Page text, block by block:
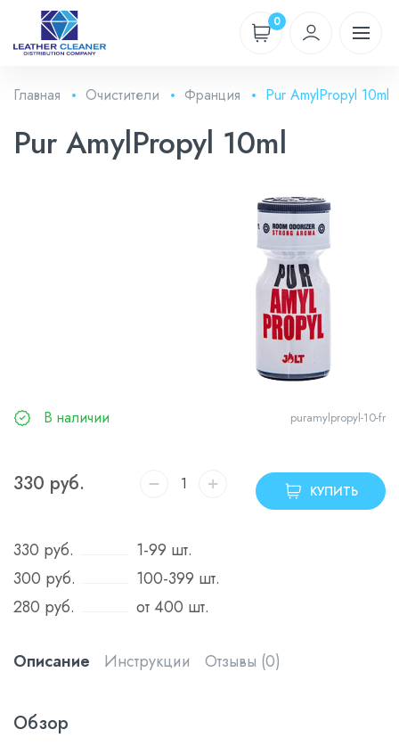
0
Главная Очистители Франция Pur AmylPropyl 10ml
Pur AmylPropyl 10ml
В наличии puramylpropyl-10-fr
330 руб. КУПИТЬ
330 руб.
1-99 шт.
300 руб.
100-399 шт.
280 руб. от 400 шт.
Описание Инструкции Отзывы (0)
Обзор